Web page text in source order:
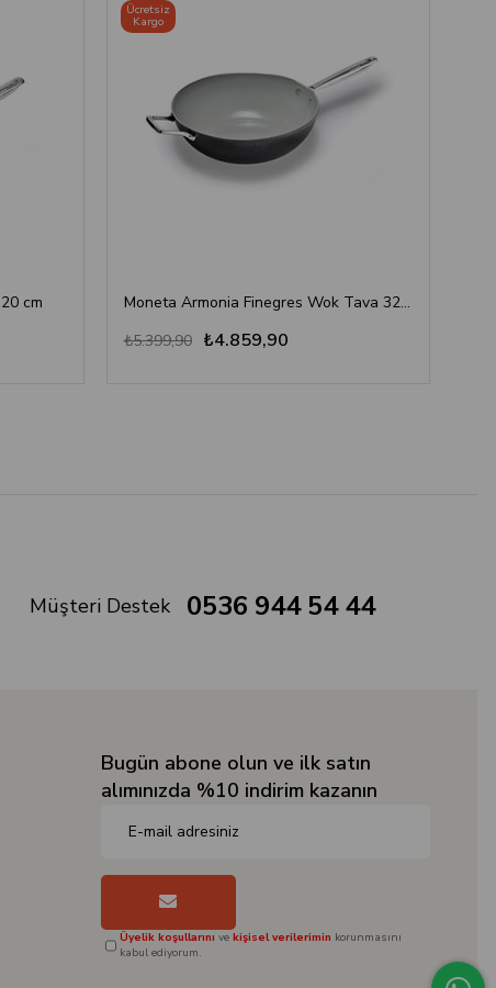
cm Moneta Armonia Finegres Wok Tava 32 cm
₺4.859,90
₺5.399,90
Ücretsiz
Kargo
Müşteri Destek 0536 944 54 44
Bugün abone olun ve ilk satın
alımınızda %10 indirim kazanın
Üyelik koşullarını vekişisel verilerimin korunmasını
kabul ediyorum.